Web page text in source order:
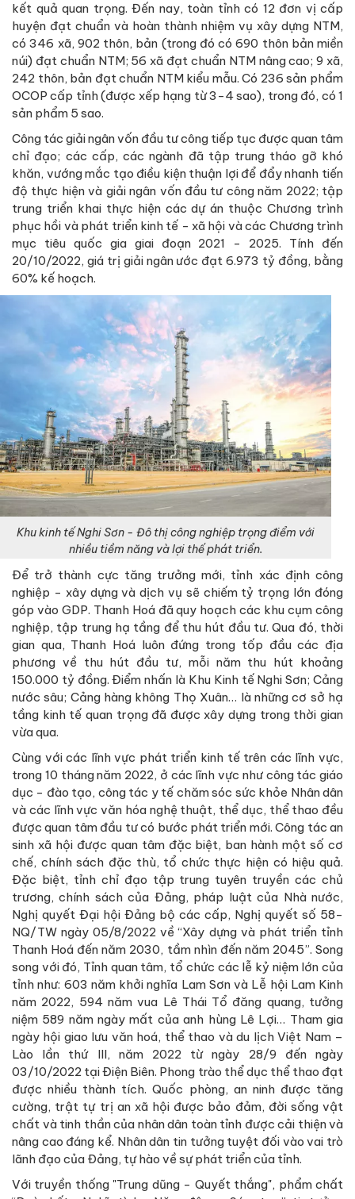
kết quả quan trọng. Đến nay, toàn tỉnh có 12 đơn vị cấp
huyện đạt chuẩn và hoàn thành nhiệm vụ xây dựng NTM,
có 346 xã, 902 thôn, bản (trong đó có 690 thôn bản miền
núi) đạt chuẩn NTM; 56 xã đạt chuẩn NTM nâng cao; 9 xã,
242 thôn, bản đạt chuẩn NTM kiểu mẫu. Có 236 sản phẩm
OCOP cấp tỉnh (được xếp hạng từ 3-4 sao), trong đó, có 1
sản phẩm 5 sao.
Công tác giải ngân vốn đầu tư công tiếp tục được quan tâm
chỉ đạo; các cấp, các ngành đã tập trung tháo gỡ khó
khăn, vướng mắc tạo điều kiện thuận lợi để đẩy nhanh tiến
độ thực hiện và giải ngân vốn đầu tư công năm 2022; tập
trung triển khai thực hiện các dự án thuộc Chương trình
phục hồi và phát triển kinh tế - xã hội và các Chương trình
mục tiêu quốc gia giai đoạn 2021 - 2025. Tính đến
20/10/2022, giá trị giải ngân ước đạt 6.973 tỷ đồng, bằng
60% kế hoạch.
Khu kinh tế Nghi Sơn - Đô thị công nghiệp trọng điểm với
nhiều tiềm năng và lợi thế phát triển.
Để trở thành cực tăng trưởng mới, tỉnh xác định công
nghiệp - xây dựng và dịch vụ sẽ chiếm tỷ trọng lớn đóng
góp vào GDP. Thanh Hoá đã quy hoạch các khu cụm công
nghiệp, tập trung hạ tầng để thu hút đầu tư. Qua đó, thời
gian qua, Thanh Hoá luôn đứng trong tốp đầu các địa
phương về thu hút đầu tư, mỗi năm thu hút khoảng
150.000 tỷ đồng. Điểm nhấn là Khu Kinh tế Nghi Sơn; Cảng
nước sâu; Cảng hàng không Thọ Xuân… là những cơ sở hạ
tầng kinh tế quan trọng đã được xây dựng trong thời gian
vừa qua.
Cùng với các lĩnh vực phát triển kinh tế trên các lĩnh vực,
trong 10 tháng năm 2022, ở các lĩnh vực như công tác giáo
dục - đào tạo, công tác y tế chăm sóc sức khỏe Nhân dân
và các lĩnh vực văn hóa nghệ thuật, thể dục, thể thao đều
được quan tâm đầu tư có bước phát triển mới. Công tác an
sinh xã hội được quan tâm đặc biệt, ban hành một số cơ
chế, chính sách đặc thù, tổ chức thực hiện có hiệu quả.
Đặc biệt, tỉnh chỉ đạo tập trung tuyên truyền các chủ
trương, chính sách của Đảng, pháp luật của Nhà nước,
Nghị quyết Đại hội Đảng bộ các cấp, Nghị quyết số 58-
NQ/TW ngày 05/8/2022 về “Xây dựng và phát triển tỉnh
Thanh Hoá đến năm 2030, tầm nhìn đến năm 2045”. Song
song với đó, Tỉnh quan tâm, tổ chức các lễ kỷ niệm lớn của
tỉnh như: 603 năm khởi nghĩa Lam Sơn và Lễ hội Lam Kinh
năm 2022, 594 năm vua Lê Thái Tổ đăng quang, tưởng
niệm 589 năm ngày mất của anh hùng Lê Lợi… Tham gia
ngày hội giao lưu văn hoá, thể thao và du lịch Việt Nam –
Lào lần thứ III, năm 2022 từ ngày 28/9 đến ngày
03/10/2022 tại Điện Biên. Phong trào thể dục thể thao đạt
được nhiều thành tích. Quốc phòng, an ninh được tăng
cường, trật tự trị an xã hội được bảo đảm, đời sống vật
chất và tinh thần của nhân dân toàn tỉnh được cải thiện và
nâng cao đáng kể. Nhân dân tin tưởng tuyệt đối vào vai trò
lãnh đạo của Ðảng, tự hào về sự phát triển của tỉnh.
Với truyền thống "Trung dũng - Quyết thắng", phẩm chất